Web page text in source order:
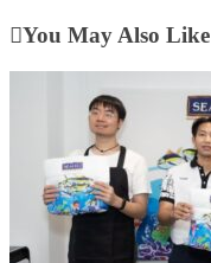
You May Also Like